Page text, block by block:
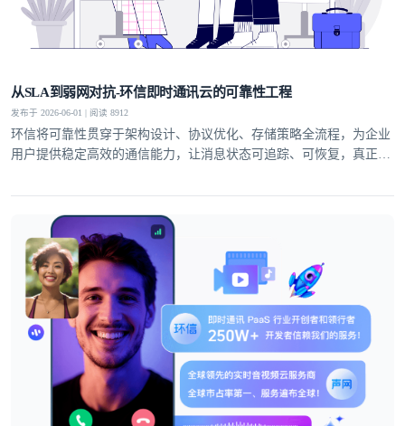
从SLA到弱网对抗-环信即时通讯云的可靠性工程
发布于 2026-06-01 | 阅读 8912
环信将可靠性贯穿于架构设计、协议优化、存储策略全流程，为企业
用户提供稳定高效的通信能力，让消息状态可追踪、可恢复，真正实
我已阅读并同意 通讯云服务条款和 通讯云隐私政策
登录客服云